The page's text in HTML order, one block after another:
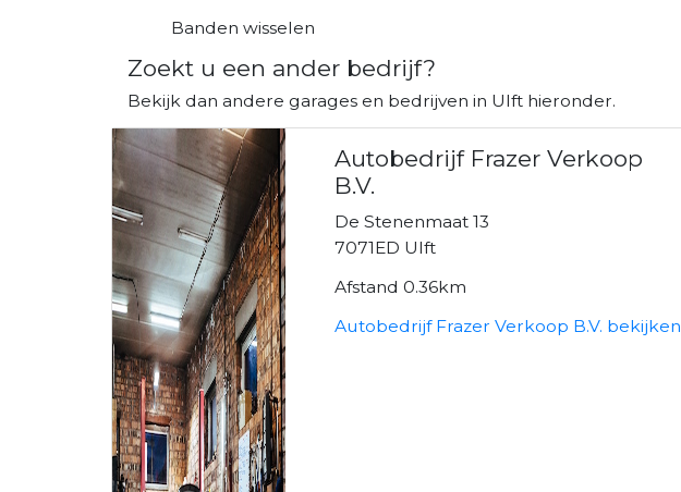
Banden wisselen
Zoekt u een ander bedrijf?
Bekijk dan andere garages en bedrijven in Ulft hieronder.
Autobedrijf Frazer Verkoop
B.V.
De Stenenmaat 13
7071ED Ulft
Afstand 0.36km
Autobedrijf Frazer Verkoop B.V. bekijken